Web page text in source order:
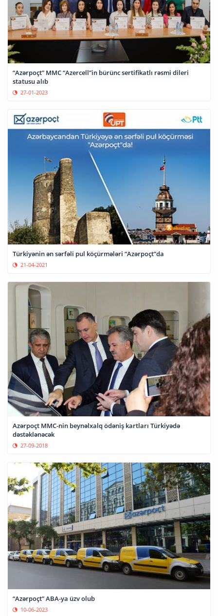
“Azərpoçt” MMC “Azercell”in bürünc sertifikatlı rəsmi dileri
statusu alıb
27-01-2023
Türkiyənin ən sərfəli pul köçürmələri “Azərpoçt”da
21-04-2021
Azərpoçt MMC-nin beynəlxalq ödəniş kartları Türkiyədə
dəstəklənəcək
27-09-2018
“Azərpoçt” ABA-ya üzv olub
10-06-2023